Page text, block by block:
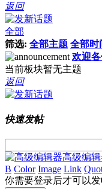
返回
全部
筛选: 全部主题 全部时
欢迎各
当前板块暂无主题
返回
快速发帖
高级编辑
B Color Image Link
你需要登录后才可以